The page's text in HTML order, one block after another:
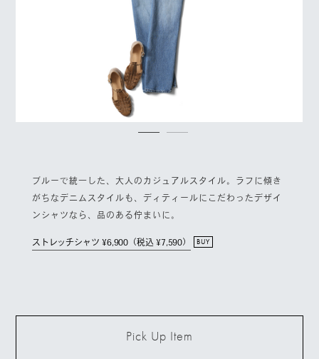
ブルーで統一した、大人のカジュアルスタイル。ラフに傾き
がちなデニムスタイルも、ディティールにこだわったデザイ
ンシャツなら、品のある佇まいに。
ストレッチシャツ ¥6,900（税込 ¥7,590） BUY
Pick Up Item